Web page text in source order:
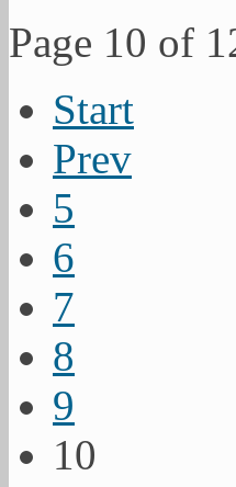
Page 10 of
Start
Prev
5
6
7
8
9
10